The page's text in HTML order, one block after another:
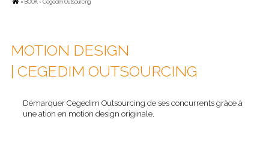
» BOOK› Cegedim Outsourcing
MOTION DESIGN
| CEGEDIM OUTSOURCING
Démarquer Cegedim Outsourcing de ses concurrents grâce à
une ation en motion design originale.